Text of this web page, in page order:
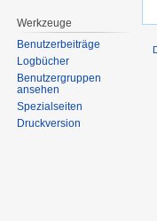
Werkzeuge
Benutzerbeiträge
Logbücher
Benutzergruppen
ansehen
Spezialseiten
Druckversion